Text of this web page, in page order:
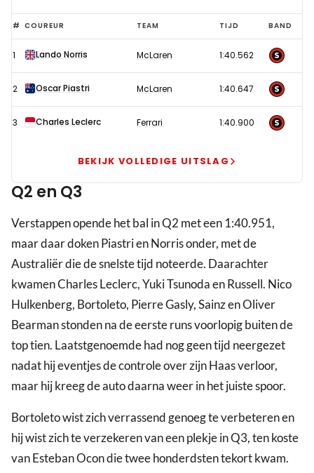
Verstappen
moet
hoofd
buigen
dominant
België
# COUREUR TEAM TIJD BAND
1 Lando Norris McLaren 1:40.562
2 Oscar Piastri McLaren 1:40.647
3 Charles Leclerc Ferrari 1:40.900
BEKIJK VOLLEDIGE UITSLAG
Q2 en Q3
Verstappen opende het bal in Q2 met een 1:40.951,
maar daar doken Piastri en Norris onder, met de
Australiër die de snelste tijd noteerde. Daarachter
kwamen Charles Leclerc, Yuki Tsunoda en Russell. Nico
Hulkenberg, Bortoleto, Pierre Gasly, Sainz en Oliver
Bearman stonden na de eerste runs voorlopig buiten de
top tien. Laatstgenoemde had nog geen tijd neergezet
nadat hij eventjes de controle over zijn Haas verloor,
maar hij kreeg de auto daarna weer in het juiste spoor.
Bortoleto wist zich verrassend genoeg te verbeteren en
hij wist zich te verzekeren van een plekje in Q3, ten koste
van Esteban Ocon die twee honderdsten tekort kwam.